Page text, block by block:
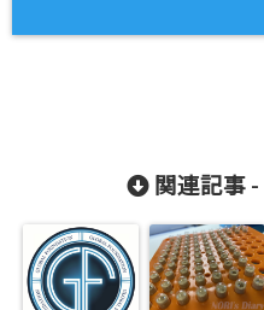
関連記事 -